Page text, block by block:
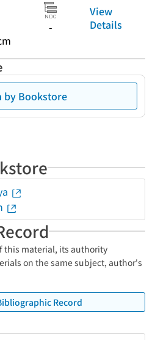
-
View
Details
by Bookstore
this material, its authority
on the same subject, author's
Record